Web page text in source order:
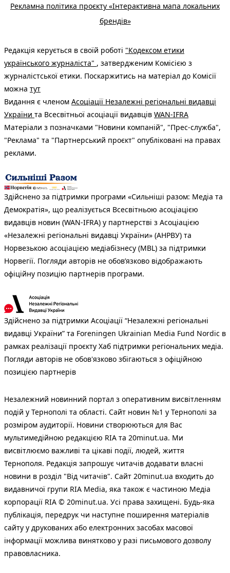
Рекламна політика проєкту «Інтерактивна мапа локальних
брендів»
Редакція керується в своїй роботі "Кодексом етики
українського журналіста" , затвердженим Комісією з
журналістської етики. Поскаржитись на матеріал до Комісії
можна тут
Видання є членом Асоціації Незалежні регіональні видавці
України та Всесвітньої асоціації видавців WAN-IFRA
Матеріали з позначками "Новини компаній", "Прес-служба",
"Реклама" та "Партнерський проєкт" опубліковані на правах
реклами.
Здійснено за підтримки програми «Сильніші разом: Медіа та
Демократія», що реалізується Всесвітньою асоціацією
видавців новин (WAN-IFRA) у партнерстві з Асоціацією
«Незалежні регіональні видавці України» (АНРВУ) та
Норвезькою асоціацією медіабізнесу (MBL) за підтримки
Норвегії. Погляди авторів не обов’язково відображають
офіційну позицію партнерів програми.
Здійснено за підтримки Асоціації “Незалежні регіональні
видавці України” та Foreningen Ukrainian Media Fund Nordic в
рамках реалізації проєкту Хаб підтримки регіональних медіа.
Погляди авторів не обов'язково збігаються з офіційною
позицією партнерів
Незалежний новинний портал з оперативним висвітленням
подій у Тернополі та області. Сайт новин №1 у Тернополі за
розміром аудиторії. Новини створюються для Вас
мультимедійною редакцією RIA та 20minut.ua. Ми
висвітлюємо важливі та цікаві події, людей, життя
Тернополя. Редакція запрошує читачів додавати власні
новини в розділ "Від читачів". Сайт 20minut.ua входить до
видавничої групи RIA Media, яка також є частиною Медіа
корпорації RIA © 20minut.ua. Усі права захищені. Будь-яка
публiкацiя, передрук чи наступне поширення матеріалів
сайту у друкованих або електронних засобах масової
інформації можлива винятково у разі письмового дозволу
правовласника.